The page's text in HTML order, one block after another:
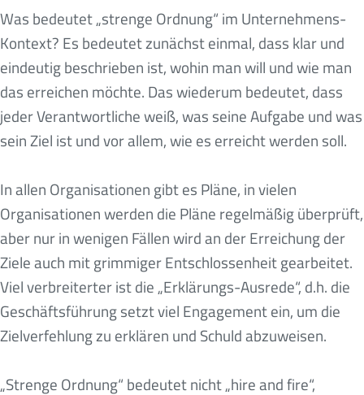
Was bedeutet „strenge Ordnung“ im Unternehmens-
Kontext? Es bedeutet zunächst einmal, dass klar und
eindeutig beschrieben ist, wohin man will und wie man
das erreichen möchte. Das wiederum bedeutet, dass
jeder Verantwortliche weiß, was seine Aufgabe und was
sein Ziel ist und vor allem, wie es erreicht werden soll.
In allen Organisationen gibt es Pläne, in vielen
Organisationen werden die Pläne regelmäßig überprüft,
aber nur in wenigen Fällen wird an der Erreichung der
Ziele auch mit grimmiger Entschlossenheit gearbeitet.
Viel verbreiterter ist die „Erklärungs-Ausrede“, d.h. die
Geschäftsführung setzt viel Engagement ein, um die
Zielverfehlung zu erklären und Schuld abzuweisen.
„Strenge Ordnung“ bedeutet nicht „hire and fire“,